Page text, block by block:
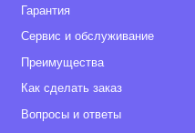
Гарантия
Сервис и обслуживание
Преимущества
Как сделать заказ
Вопросы и ответы